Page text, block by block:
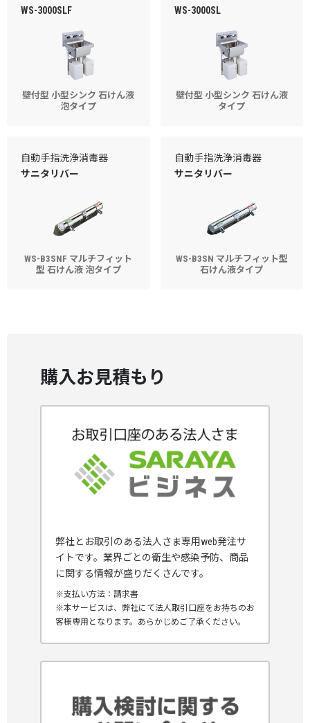
WS-3000SLF
壁付型 小型シンク 石けん液
泡タイプ
WS-3000SL
壁付型 小型シンク 石けん液
タイプ
自動手指洗浄消毒器
サニタリバー
WS-B3SNF マルチフィット
型 石けん液 泡タイプ
自動手指洗浄消毒器
サニタリバー
WS-B3SN マルチフィット型
石けん液タイプ
購入お見積もり
弊社とお取引のある法人さま専用web発注サ
イトです。業界ごとの衛生や感染予防、商品
に関する情報が盛りだくさんです。
※支払い方法：請求書
※本サービスは、弊社にて法人取引口座をお持ちのお
客様専用となります。あらかじめご了承ください。